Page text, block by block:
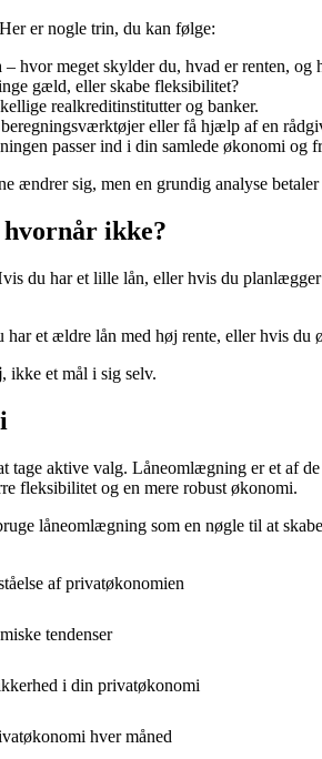
er nogle trin, du kan følge:
– hvor meget skylder du, hvad er renten, og
gæld, eller skabe fleksibilitet?
realkreditinstitutter og banker.
eller få hjælp af en
passer ind i din samlede økonomi og
ændrer sig, men en grundig analyse
ikke?
du har et lille lån, eller hvis du
et ældre lån med høj rente, eller hvis
, ikke et mål i sig selv.
aktive valg. Låneomlægning er et af
fleksibilitet og en mere robust økonomi.
låneomlægning som en nøgle til at
af privatøkonomien
tendenser
i din privatøkonomi
hver måned